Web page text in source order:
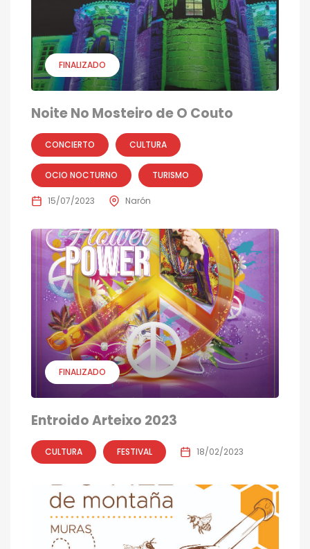
FINALIZADO
Noite No Mosteiro de O Couto
CONCIERTO CULTURA
OCIO NOCTURNO TURISMO
15/07/2023 Narón
FINALIZADO
Entroido Arteixo 2023
CULTURA FESTIVAL 18/02/2023